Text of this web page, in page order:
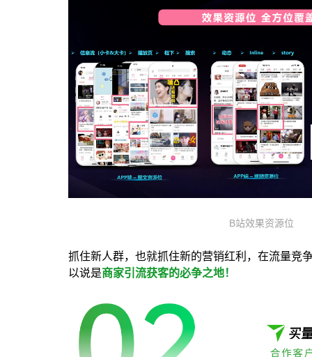
B站效果资源位
抓住新人群，也就抓住新的营销红利，在流量竞
以说是商家引流获客的必争之地！